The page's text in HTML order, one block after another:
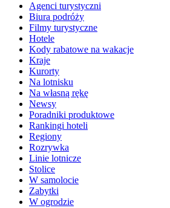
Agenci turystyczni
Biura podróży
Filmy turystyczne
Hotele
Kody rabatowe na wakacje
Kraje
Kurorty
Na lotnisku
Na własną rękę
Newsy
Poradniki produktowe
Rankingi hoteli
Regiony
Rozrywka
Linie lotnicze
Stolice
W samolocie
Zabytki
W ogrodzie